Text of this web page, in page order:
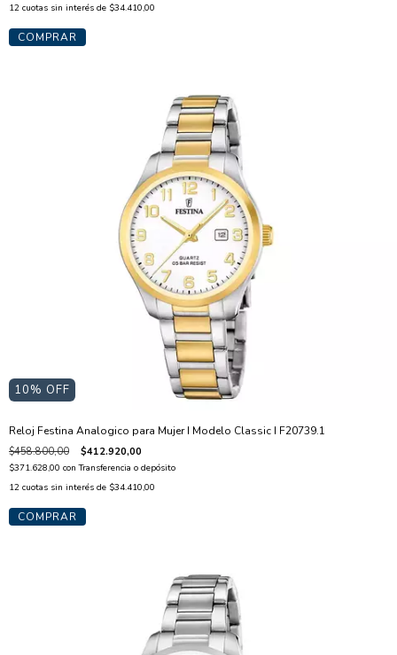
12 cuotas sin interés de $34.410,00
10% OFF
Reloj Festina Analogico para Mujer I Modelo Classic I F20739.1
$458.800,00 $412.920,00
$371.628,00 con Transferencia o depósito
12 cuotas sin interés de $34.410,00